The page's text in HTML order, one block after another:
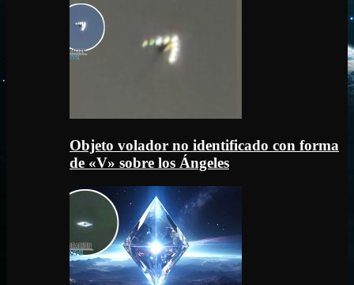
Objeto volador no identificado con forma
de «V» sobre los Ángeles